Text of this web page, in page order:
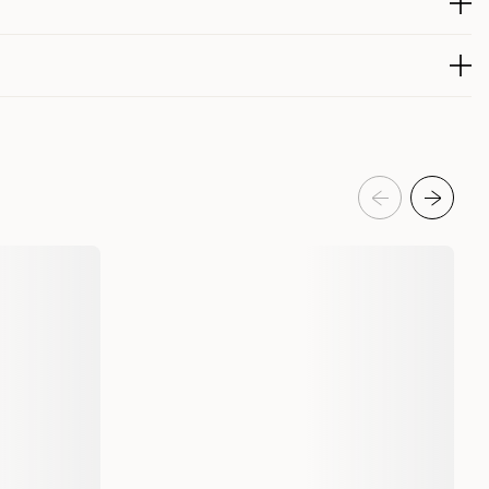
3M™ Scotchlite™ samt reflekterande HUNTER-logga.
300018176
Hunter